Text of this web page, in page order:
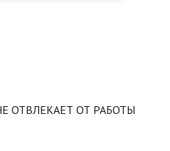
ОТВЛЕКАЕТ ОТ РАБОТЫ